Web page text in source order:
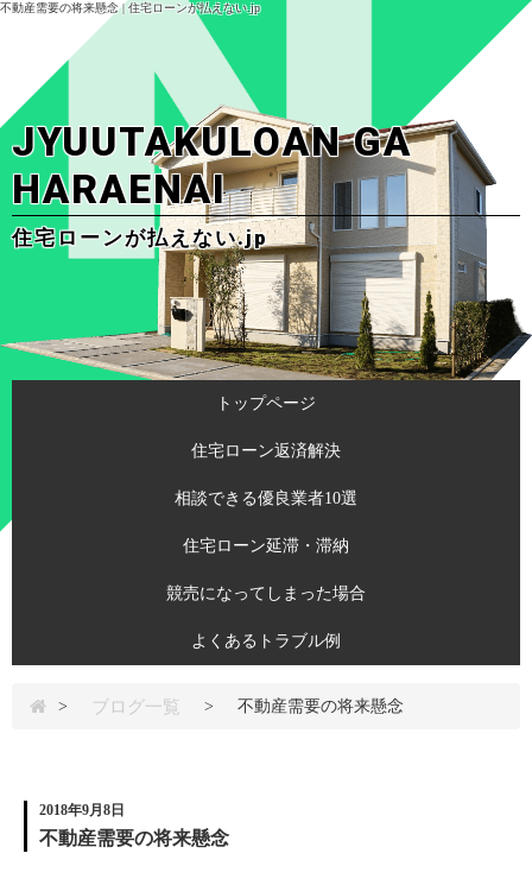
不動産需要の将来懸念 | 住宅ローンが払えない.jp
JYUUTAKULOAN GA
HARAENAI
住宅ローンが払えない.jp
トップページ
住宅ローン返済解決
相談できる優良業者10選
住宅ローン延滞・滞納
競売になってしまった場合
よくあるトラブル例
> ブログ一覧 > 不動産需要の将来懸念
2018年9月8日
不動産需要の将来懸念